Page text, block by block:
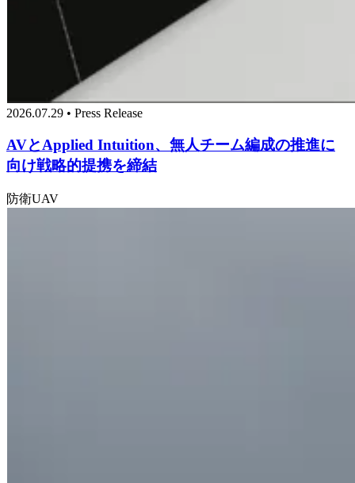
2026.07.29 • Press Release
AVとApplied Intuition、無人チーム編成の推進に
向け戦略的提携を締結
防衛UAV